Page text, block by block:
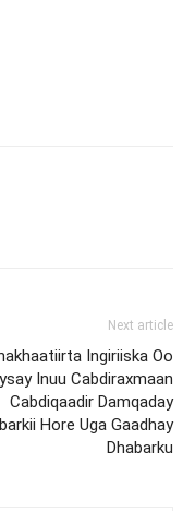
Next article
Ingiriiska Oo
Inuu Cabdiraxmaan
Cabdiqaadir Damqaday
Hore Uga Gaadhay
Dhabarku